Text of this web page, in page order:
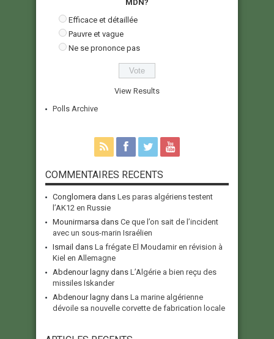
MDN?
Efficace et détaillée
Pauvre et vague
Ne se prononce pas
View Results
Polls Archive
COMMENTAIRES RECENTS
Conglomera dans Les paras algériens testent
l’AK12 en Russie
Mounirmarsa dans Ce que l’on sait de l’incident
avec un sous-marin Israélien
Ismail dans La frégate El Moudamir en révision à
Kiel en Allemagne
Abdenour lagny dans L’Algérie a bien reçu des
missiles Iskander
Abdenour lagny dans La marine algérienne
dévoile sa nouvelle corvette de fabrication locale